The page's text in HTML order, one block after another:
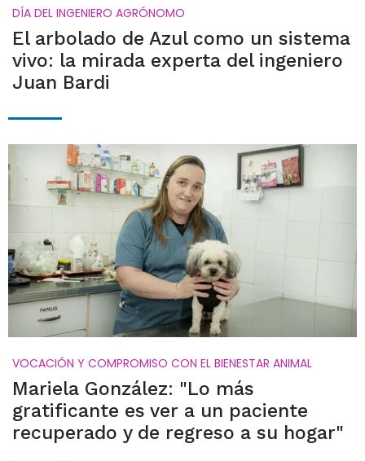
DÍA DEL INGENIERO AGRÓNOMO
El arbolado de Azul como un sistema
vivo: la mirada experta del ingeniero
Juan Bardi
VOCACIÓN Y COMPROMISO CON EL BIENESTAR ANIMAL
Mariela González: "Lo más
gratificante es ver a un paciente
recuperado y de regreso a su hogar"